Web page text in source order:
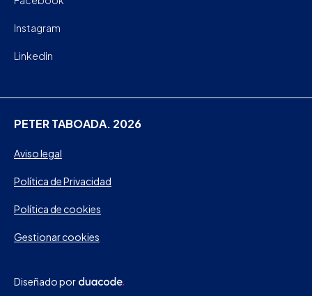
Instagram
Linkedin
PETER TABOADA. 2026
Aviso legal
Política de Privacidad
Política de cookies
Gestionar cookies
Diseñado por